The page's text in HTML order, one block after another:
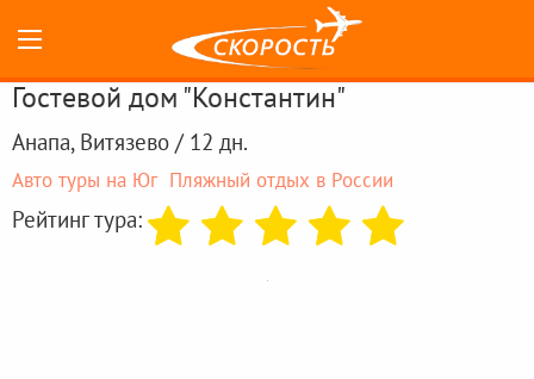
Гостевой дом "Константин"
Анапа, Витязево / 12 дн.
Авто туры на Юг Пляжный отдых в России
Рейтинг тура: